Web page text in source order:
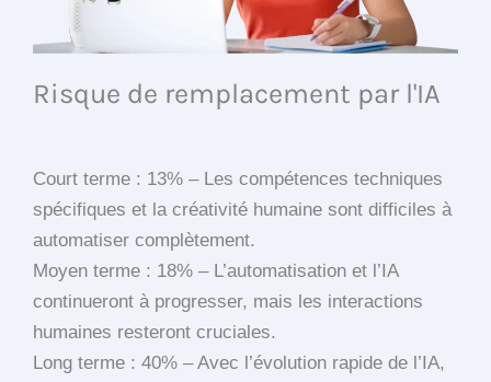
Risque de remplacement par l'IA
Court terme : 13% – Les compétences techniques
spécifiques et la créativité humaine sont difficiles à
automatiser complètement.
Moyen terme : 18% – L’automatisation et l’IA
continueront à progresser, mais les interactions
humaines resteront cruciales.
Long terme : 40% – Avec l’évolution rapide de l’IA,